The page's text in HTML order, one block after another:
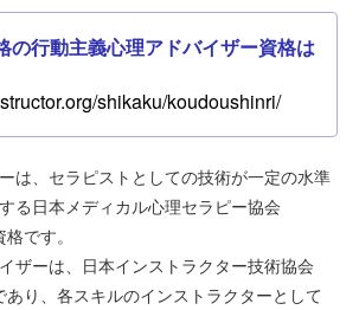
の行動主義心理アドバイザー資格は
shikaku/koudoushinri/
は、セラピストとしての技術が一定の水準
る日本メディカル心理セラピー協会
です。
ザーは、日本インストラクター技術協会
あり、各スキルのインストラクターとして